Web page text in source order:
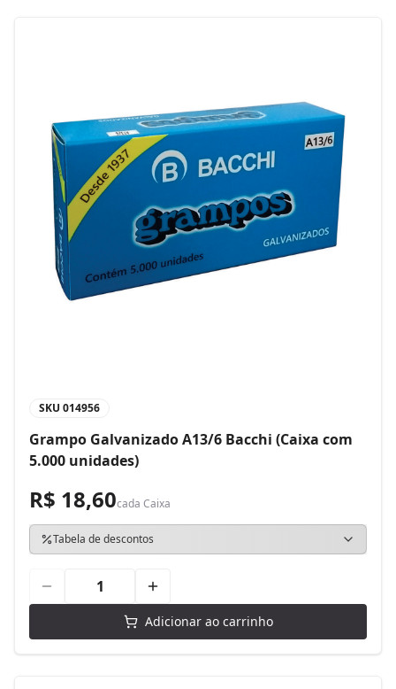
SKU 014956
Grampo Galvanizado A13/6 Bacchi (Caixa com
5.000 unidades)
R$ 18,60cada Caixa
Tabela de descontos
Adicionar ao carrinho